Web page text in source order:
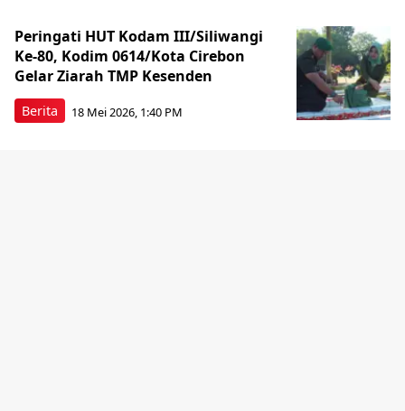
Berita
Peringati HUT Kodam III/Siliwangi
Ke-80, Kodim 0614/Kota Cirebon
Gelar Ziarah TMP Kesenden
18 Mei 2026, 1:40 PM